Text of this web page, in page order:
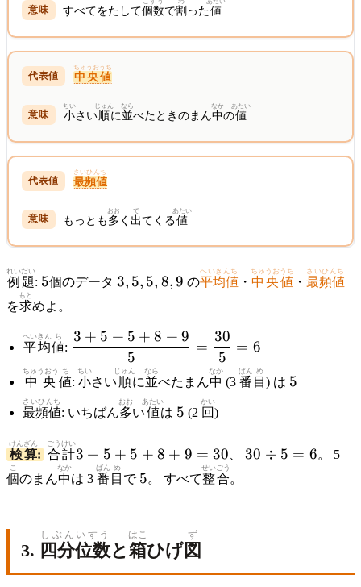
すべてをたして個数
こすう
で割
わ
った値
あたい
中央値
ちゅうおうち
小
ちい
さい順
じゅん
に並
なら
べたときのまん中
なか
の値
あたい
最頻値
さいひんち
もっとも 多
おお
く出
で
てくる値
あたい
例題
れいだい
: 5
5個のデータ 3,
5,
8,
9
3, 5, 5, 8,9 の平均値
へいきんち
・ 中央値
ちゅうおうち
・ 最頻値
さいひんち
を求
もと
めよ。
平均
へいきん
値
ち
: \dfrac{3 +
5 + 5 + 8
+ 9}{5} =
\dfrac{30}
{5} = 6
5
3 + 5 + 5 + 8 + 9
=
5
30
= 6
中央
ちゅうおう
値
ち
: 小
ちい
さい 順
じゅん
に並
なら
べたまん中
なか
(3 番
ばん
目
め
) は 5
5
最頻値
さいひんち
: いちばん多
おお
い値
あたい
は 5
5 (2 回
かい
)
検算
けんざん
: 合計
ごうけい3+5+5+8+9
= 30
3 + 5 + 5 + 8 + 9 = 30 、30
30 ÷ 5 = 6。 5
個
こ
のまん中
なか
は 3 番
ばん
目
め
で 5
5。 すべて整合
せいごう
。
3. 四分位数
しぶんいすう
と箱
はこ
ひげ図
ず